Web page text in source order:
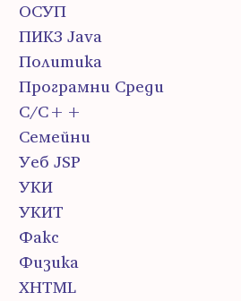
ОСУП
ПИК3 Java
Политика
Програмни Среди
С/С++
Семейни
Уеб JSP
УКИ
УКИТ
Факс
Физика
ХHTML